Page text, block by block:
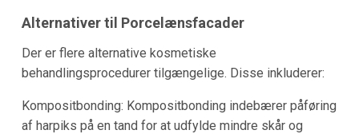
Alternativer til Porcelænsfacader
Der er flere alternative kosmetiske
behandlingsprocedurer tilgængelige. Disse inkluderer:
Kompositbonding: Kompositbonding indebærer påføring
af harpiks på en tand for at udfylde mindre skår og